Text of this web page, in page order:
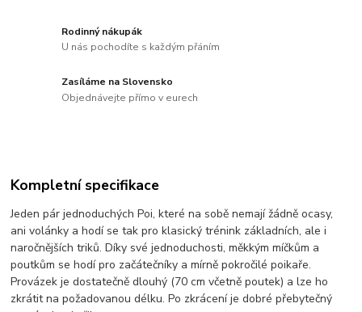
Rodinný nákupák
U nás pochodíte s každým přáním
Zasíláme na Slovensko
Objednávejte přímo v eurech
Kompletní specifikace
Jeden pár jednoduchých Poi, které na sobě nemají žádně ocasy,
ani volánky a hodí se tak pro klasický trénink základních, ale i
naročnějších triků. Díky své jednoduchosti, měkkým míčkům a
poutkům se hodí pro začátečníky a mírně pokročilé poikaře.
Provázek je dostatečně dlouhý (70 cm včetně poutek) a lze ho
zkrátit na požadovanou délku. Po zkrácení je dobré přebytečný